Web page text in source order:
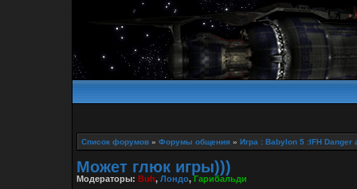
Список форумов » Форумы общения » Игра : Babylon 5 :IFH Danger
Может глюк игры)))
Модераторы: Buh, Лондо,Гарибальди